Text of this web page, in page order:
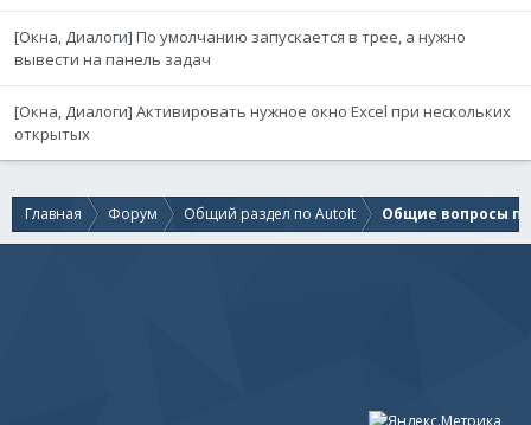
[Окна, Диалоги] По умолчанию запускается в трее, а нужно
вывести на панель задач
[Окна, Диалоги] Активировать нужное окно Excel при нескольких
открытых
Главная Форум Общий раздел по AutoIt Общие вопросы